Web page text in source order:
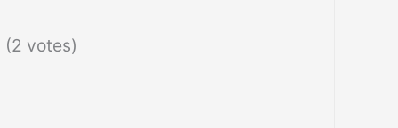
votes)